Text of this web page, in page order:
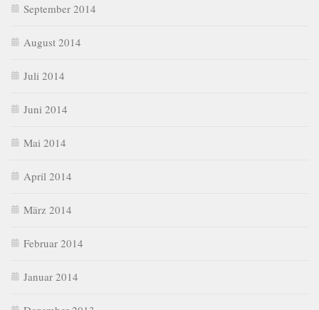
September 2014
August 2014
Juli 2014
Juni 2014
Mai 2014
April 2014
März 2014
Februar 2014
Januar 2014